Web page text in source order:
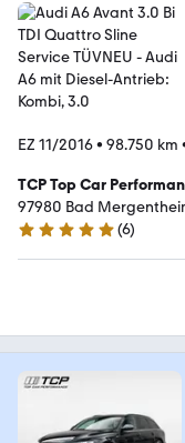
EZ 11/2016• 98.750 km
TCP Top Car
97980 Bad
4.8 Sterne
(6)